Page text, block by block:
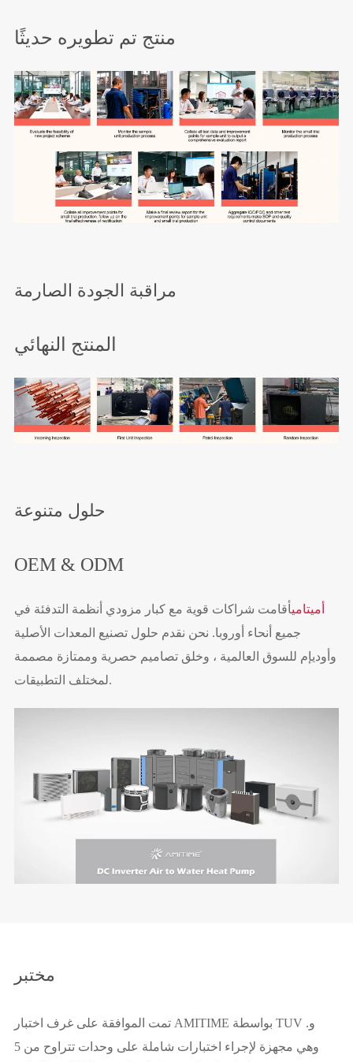
منتج تم تطويره حديثًا
مراقبة الجودة الصارمة
المنتج النهائي
حلول متنوعة
OEM & ODM
أميتاميأقامت شراكات قوية مع كبار مزودي أنظمة التدفئة في
جميع أنحاء أوروبا. نحن نقدم حلول تصنيع المعدات الأصلية
وأوديإم للسوق العالمية ، وخلق تصاميم حصرية وممتازة مصممة
لمختلف التطبيقات.
مختبر
تمت الموافقة على غرف اختبار AMITIME بواسطة TUV و.
وهي مجهزة لإجراء اختبارات شاملة على وحدات تتراوح من 5